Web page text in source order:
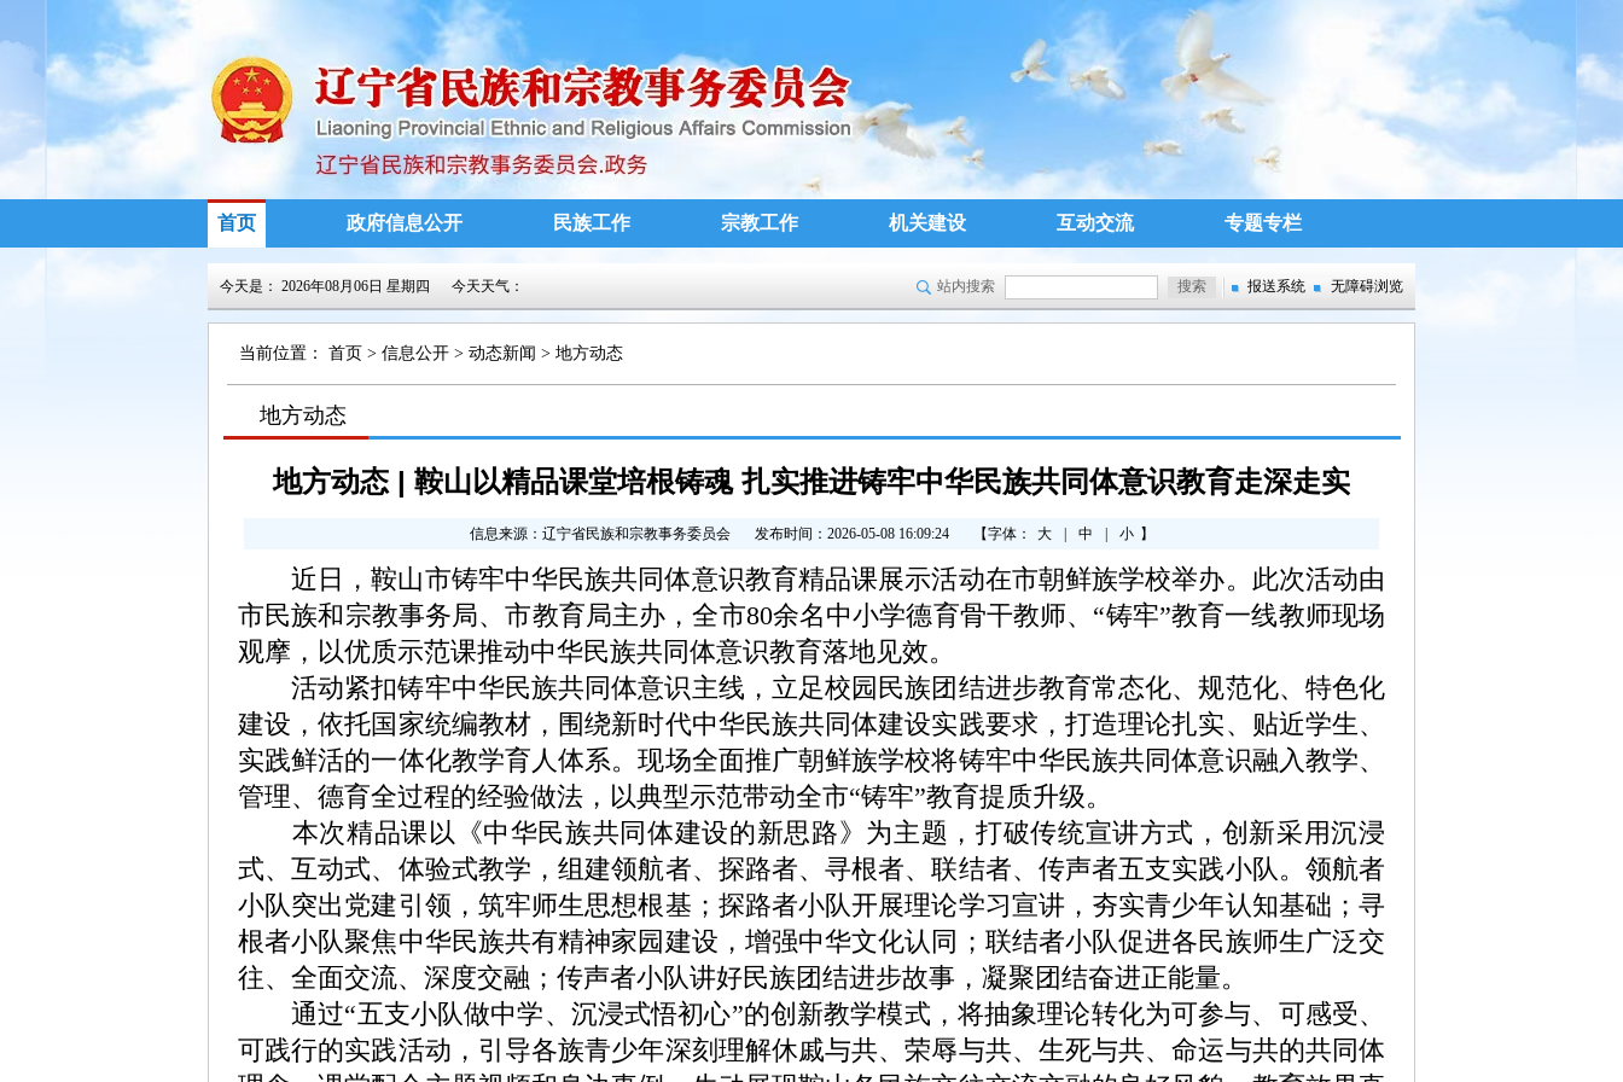
首页 政府信息公开 民族工作 宗教工作 机关建设 互动交流 专题专栏
今天是： 2026年08月06日 星期四 今天天气： 站内搜索 报送系统 无障碍浏览
当前位置： 首页 > 信息公开 > 动态新闻 > 地方动态
>>>
地方动态
地方动态 | 鞍山以精品课堂培根铸魂 扎实推进铸牢中华民族共同体意识教育走深走实
信息来源：辽宁省民族和宗教事务委员会 发布时间：2026-05-08 16:09:24 【字体： 大 中 小 】
近日，鞍山市铸牢中华民族共同体意识教育精品课展示活动在市朝鲜族学校举办。此次活动由
市民族和宗教事务局、市教育局主办，全市80余名中小学德育骨干教师、“铸牢”教育一线教师现场
观摩，以优质示范课推动中华民族共同体意识教育落地见效。
活动紧扣铸牢中华民族共同体意识主线，立足校园民族团结进步教育常态化、规范化、特色化
建设，依托国家统编教材，围绕新时代中华民族共同体建设实践要求，打造理论扎实、贴近学生、
实践鲜活的一体化教学育人体系。现场全面推广朝鲜族学校将铸牢中华民族共同体意识融入教学、
管理、德育全过程的经验做法，以典型示范带动全市“铸牢”教育提质升级。
本次精品课以《中华民族共同体建设的新思路》为主题，打破传统宣讲方式，创新采用沉浸
式、互动式、体验式教学，组建领航者、探路者、寻根者、联结者、传声者五支实践小队。领航者
小队突出党建引领，筑牢师生思想根基；探路者小队开展理论学习宣讲，夯实青少年认知基础；寻
根者小队聚焦中华民族共有精神家园建设，增强中华文化认同；联结者小队促进各民族师生广泛交
往、全面交流、深度交融；传声者小队讲好民族团结进步故事，凝聚团结奋进正能量。
通过“五支小队做中学、沉浸式悟初心”的创新教学模式，将抽象理论转化为可参与、可感受、
可践行的实践活动，引导各族青少年深刻理解休戚与共、荣辱与共、生死与共、命运与共的共同体